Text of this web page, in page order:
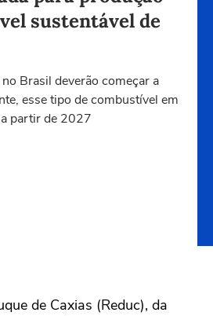
sustentável de
Brasil deverão começar a
esse tipo de combustível em
partir de 2027
de Caxias (Reduc), da